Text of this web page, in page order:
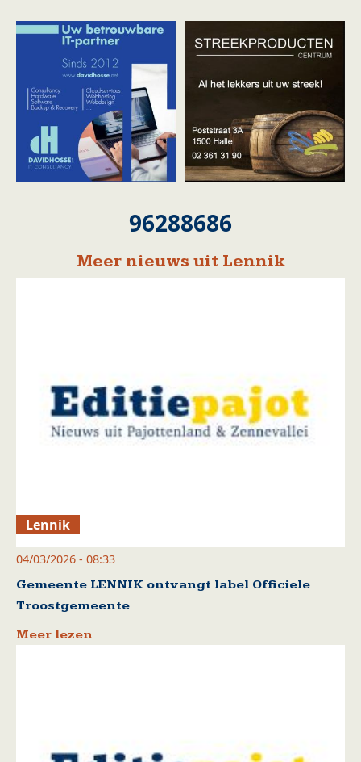
96288686
Meer nieuws uit Lennik
Lennik
04/03/2026 - 08:33
Gemeente LENNIK ontvangt label Officiele
Troostgemeente
Meer lezen